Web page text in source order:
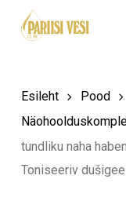
Products
search
Esileht Pood
tundliku naha
Toniseeriv